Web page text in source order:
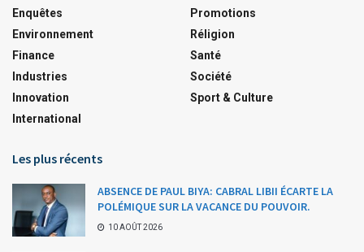
Enquêtes
Environnement
Finance
Industries
Innovation
International
Promotions
Réligion
Santé
Société
Sport & Culture
Les plus récents
ABSENCE DE PAUL BIYA: CABRAL LIBII ÉCARTE LA
POLÉMIQUE SUR LA VACANCE DU POUVOIR.
10 AOÛT 2026